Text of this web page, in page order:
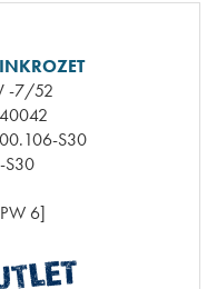
-7/52
S30
S30
6]